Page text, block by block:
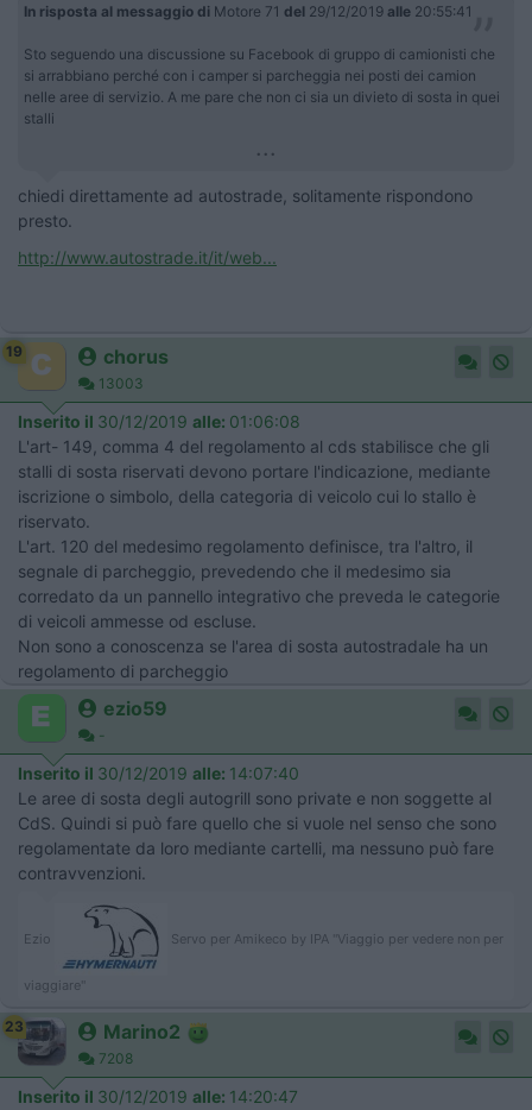
In risposta al messaggio di Motore 71 del 29/12/2019 alle 20:55:41
Sto seguendo una discussione su Facebook di gruppo di camionisti che
si arrabbiano perché con i camper si parcheggia nei posti dei camion
nelle aree di servizio. A me pare che non ci sia un divieto di sosta in quei
stalli
...
chiedi direttamente ad autostrade, solitamente rispondono
presto.
http://www.autostrade.it/it/web...
19 chorus
13003
Inserito il 30/12/2019 alle: 01:06:08
L'art- 149, comma 4 del regolamento al cds stabilisce che gli
stalli di sosta riservati devono portare l'indicazione, mediante
iscrizione o simbolo, della categoria di veicolo cui lo stallo è
riservato.
L'art. 120 del medesimo regolamento definisce, tra l'altro, il
segnale di parcheggio, prevedendo che il medesimo sia
corredato da un pannello integrativo che preveda le categorie
di veicoli ammesse od escluse.
Non sono a conoscenza se l'area di sosta autostradale ha un
regolamento di parcheggio
ezio59
-
Inserito il 30/12/2019 alle: 14:07:40
Le aree di sosta degli autogrill sono private e non soggette al
CdS. Quindi si può fare quello che si vuole nel senso che sono
regolamentate da loro mediante cartelli, ma nessuno può fare
contravvenzioni.
Ezio Servo per Amikeco by IPA "Viaggio per vedere non per
viaggiare"
23 Marino2
7208
Inserito il 30/12/2019 alle: 14:20:47